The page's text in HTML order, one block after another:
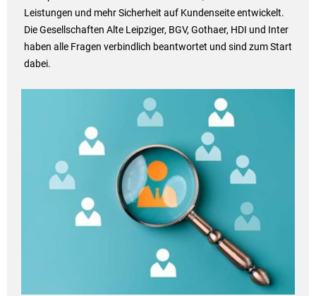
Leistungen und mehr Sicherheit auf Kundenseite entwickelt.
Die Gesellschaften Alte Leipziger, BGV, Gothaer, HDI und Inter
haben alle Fragen verbindlich beantwortet und sind zum Start
dabei.